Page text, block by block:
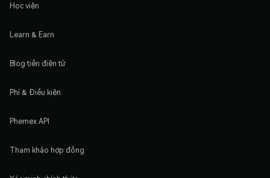
Học viện
Learn & Earn
Blog tiền điện tử
Phí & Điều kiện
Phemex API
Tham khảo hợp đồng